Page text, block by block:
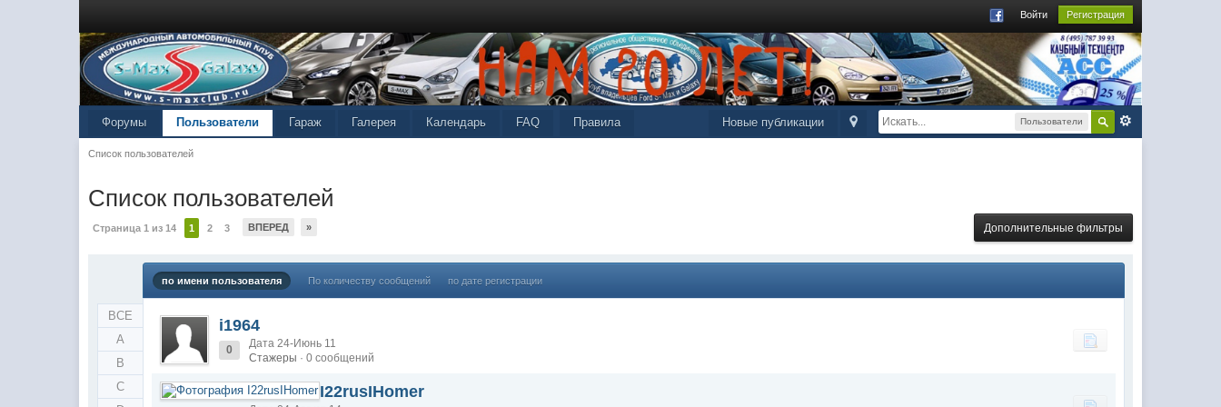
Войти Регистрация
Пользователи
Новые публикации
FAQ Правила
Форумы Пользователи Гараж Галерея Календарь
Список пользователей
Список пользователей
Страница 1 из 14 1 2 3 ВПЕРЕД » Дополнительные фильтры
ВСЕ
A
B
C
по имени пользователя По количеству сообщений по дате регистрации
i1964
0
Дата 24-Июнь 11
Стажеры · 0 сообщений
I22rusIHomer